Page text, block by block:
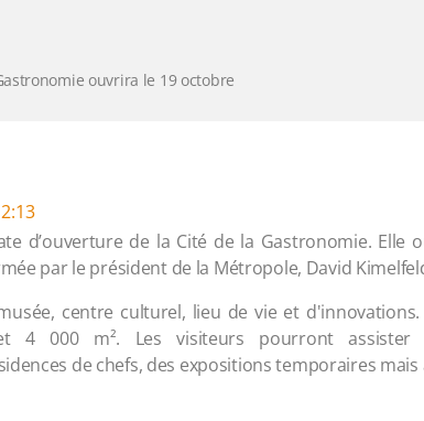
ouvrira le 19 octobre
d’ouverture de la Cité de la Gastronomie. Elle
par le président de la Métropole, David
centre culturel, lieu de vie et
4 000 m². Les visiteurs pourront assister
de chefs, des expositions temporaires